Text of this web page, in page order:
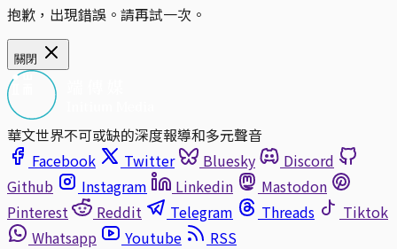
抱歉，出現錯誤。請再試一次。
關閉
華文世界不可或缺的深度報導和多元聲音
Facebook
Twitter Bluesky
Discord
Github
Instagram Linkedin
Mastodon
Pinterest
Reddit Telegram Threads
Tiktok
Whatsapp
Youtube
RSS